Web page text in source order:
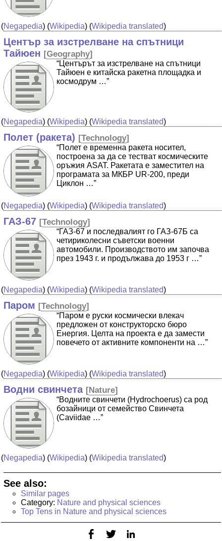
(Negapedia) (Wikipedia) (Wikipedia translated)
Център за изстрелване на спътници
Тайюен [Geography]
“Центърът за изстрелване на спътници
Тайюен е китайска ракетна площадка и
космодрум …”
(Negapedia) (Wikipedia) (Wikipedia translated)
Полет (ракета) [Technology]
“Полет е временна ракета носител,
построена за да се тестват космическите
оръжия ASAT. Ракетата е заместител на
програмата за МКБР UR-200, преди
Циклон …”
(Negapedia) (Wikipedia) (Wikipedia translated)
ГАЗ-67 [Technology]
“ГАЗ-67 и последвалият го ГАЗ-67Б са
четириколесни съветски военни
автомобили. Производството им започва
през 1943 г. и продължава до 1953 г …”
(Negapedia) (Wikipedia) (Wikipedia translated)
Паром [Technology]
“Паром е руски космически влекач
предложен от конструкторско бюро
Енергия. Целта на проекта е да замести
повечето от активните компоненти на …”
(Negapedia) (Wikipedia) (Wikipedia translated)
Водни свинчета [Nature]
“Водните свинчети (Hydrochoerus) са род
бозайници от семейство Свинчета
(Caviidae …”
(Negapedia) (Wikipedia) (Wikipedia translated)
See also:
Similar pages
Category: Nature and physical sciences
Top Tens in Nature and physical sciences